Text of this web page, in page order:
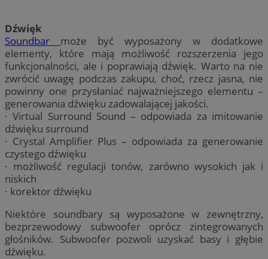
Dźwięk
Soundbar może być wyposażony w dodatkowe
elementy, które mają możliwość rozszerzenia jego
funkcjonalności, ale i poprawiają dźwięk. Warto na nie
zwrócić uwagę podczas zakupu, choć, rzecz jasna, nie
powinny one przysłaniać najważniejszego elementu –
generowania dźwięku zadowalającej jakości.
· Virtual Surround Sound – odpowiada za imitowanie
dźwięku surround
· Crystal Amplifier Plus – odpowiada za generowanie
czystego dźwięku
· możliwość regulacji tonów, zarówno wysokich jak i
niskich
· korektor dźwięku
Niektóre soundbary są wyposażone w zewnętrzny,
bezprzewodowy subwoofer oprócz zintegrowanych
głośników. Subwoofer pozwoli uzyskać basy i głębie
dźwięku.